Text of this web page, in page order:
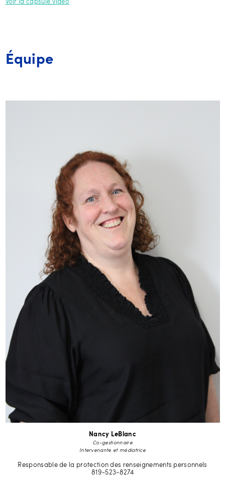
Voir la capsule vidéo
Équipe
Nancy LeBlanc
Co-gestionnaire
Intervenante et médiatrice
Responsable de la protection des renseignements personnels
819-523-8274